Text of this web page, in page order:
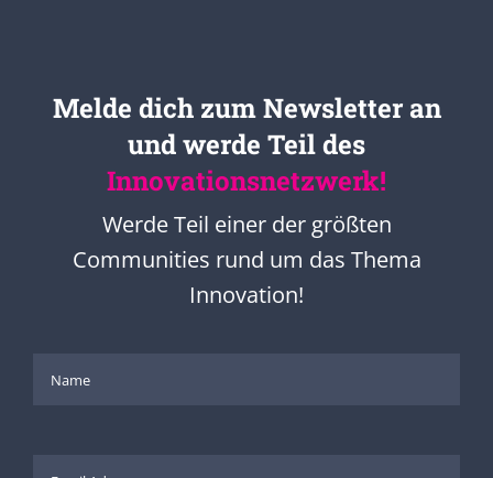
Melde dich zum Newsletter an
und werde Teil des
Innovationsnetzwerk!
Werde Teil einer der größten
Communities rund um das Thema
Innovation!